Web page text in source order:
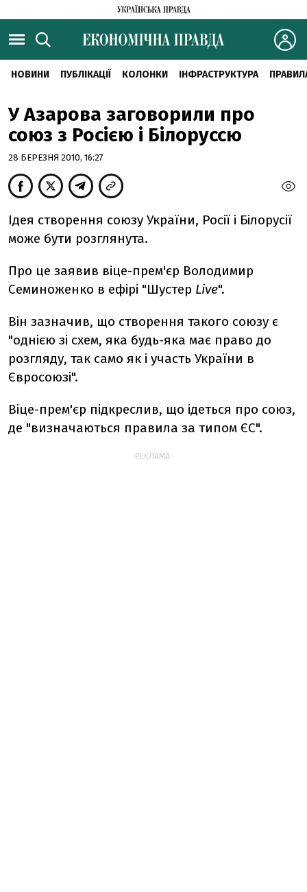
НОВИНИ ПУБЛІКАЦІЇ КОЛОНКИ ІНФРАСТРУКТУРА
У Азарова заговорили про
союз з Росією і Білоруссю
28 БЕРЕЗНЯ 2010, 16:27
Ідея створення союзу України, Росії і Білорусії
може бути розглянута.
Про це заявив віце-прем'єр Володимир
Семиноженко в ефірі "Шустер Live".
Він зазначив, що створення такого союзу є
"однією зі схем, яка будь-яка має право до
розгляду, так само як і участь України в
Євросоюзі".
Віце-прем'єр підкреслив, що ідеться про союз,
де "визначаються правила за типом ЄС".
РЕКЛАМА: